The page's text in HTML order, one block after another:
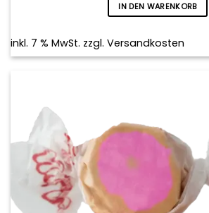
IN DEN WARENKORB
inkl. 7 % MwSt. zzgl. Versandkosten